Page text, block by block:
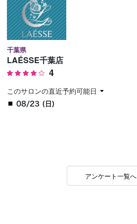
千葉県
LAÉSSE千葉店
4
このサロンの直近予約可能日
08/23 (日)
アンケート一覧へ